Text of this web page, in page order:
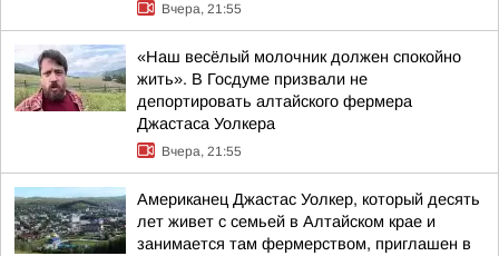
Вчера, 21:55
«Наш весёлый молочник должен спокойно
жить». В Госдуме призвали не
депортировать алтайского фермера
Джастаса Уолкера
Вчера, 21:55
Американец Джастас Уолкер, который десять
лет живет с семьей в Алтайском крае и
занимается там фермерством, приглашен в